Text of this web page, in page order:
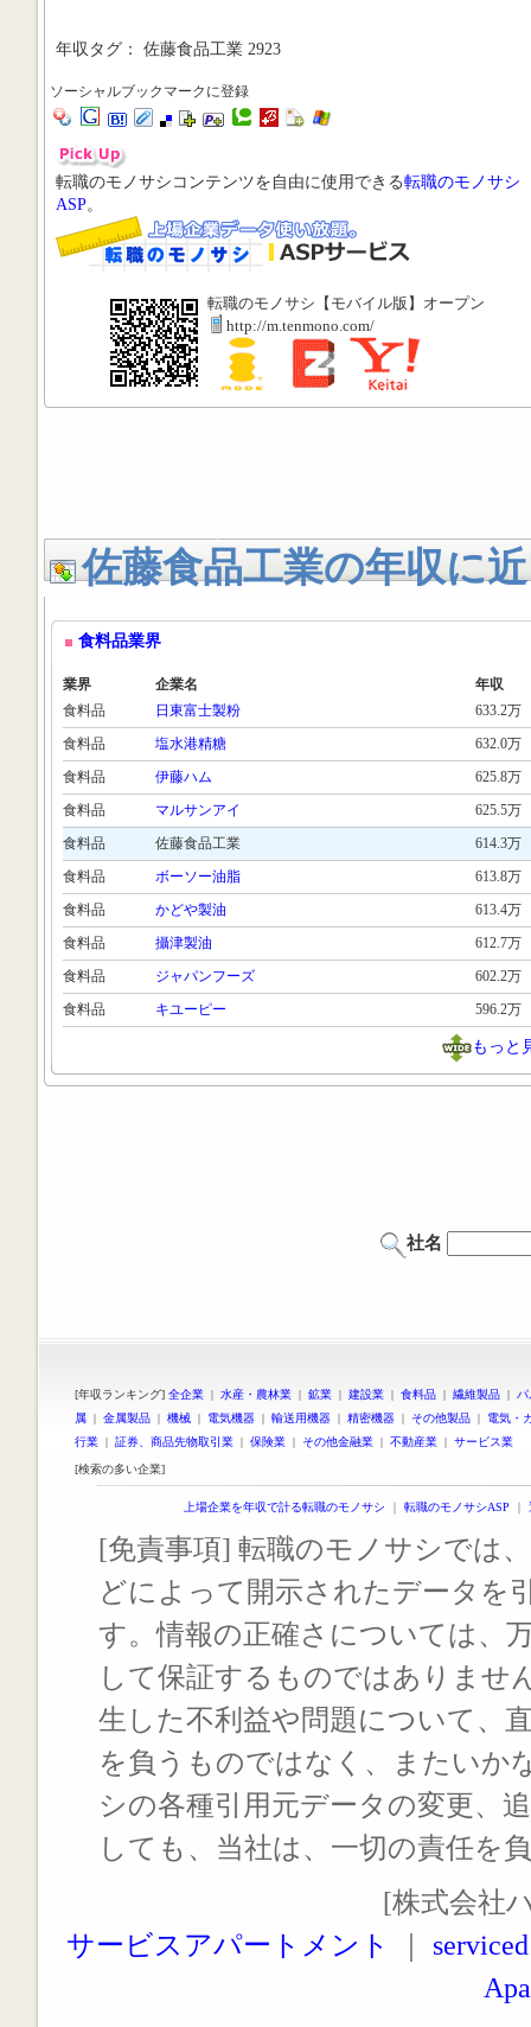
年収タグ： 佐藤食品工業 2923
ソーシャルブックマークに登録
転職のモノサシコンテンツを自由に使用できる転職のモノサシ
ASP。
転職のモノサシ【モバイル版】オープン
http://m.tenmono.com/
佐藤食品工業の年収に
食料品業界
業界 企業名
年収
食料品
日東富士製粉
633.2万
食料品
塩水港精糖
632.0万
食料品
伊藤ハム
625.8万
食料品
マルサンアイ
625.5万
食料品
佐藤食品工業
614.3万
食料品
ボーソー油脂
613.8万
食料品
かどや製油
613.4万
食料品
攝津製油
612.7万
食料品
ジャパンフーズ
602.2万
食料品
キユーピー 596.2万
もっと
社名
[年収ランキング] 全企業 | 水産・農林業 | 鉱業 | 建設業 | 食料品 | 繊維製品 |
属 | 金属製品 | 機械 | 電気機器 | 輸送用機器 | 精密機器 | その他製品 | 電気・
行業 | 証券、商品先物取引業 | 保険業 | その他金融業 | 不動産業 | サービス業
[検索の多い企業]
上場企業を年収で計る転職のモノサシ ｜ 転職のモノサシASP ｜
[免責事項] 転職のモノサシでは
どによって開示されたデータを
す。情報の正確さについては、
して保証するものではありませ
生した不利益や問題について、
を負うものではなく、またいか
シの各種引用元データの変更、
しても、当社は、一切の責任を
[株式会社
サービスアパートメント